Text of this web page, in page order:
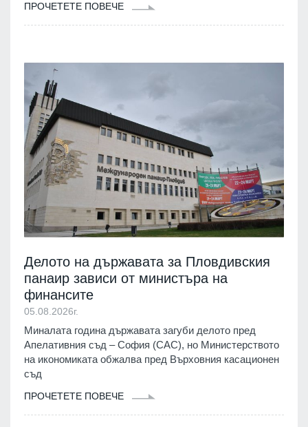
ПРОЧЕТЕТЕ ПОВЕЧЕ
Делото на държавата за Пловдивския
панаир зависи от министъра на
финансите
05.08.2026г.
Миналата година държавата загуби делото пред
Апелативния съд – София (САС), но Министерството
на икономиката обжалва пред Върховния касационен
съд
ПРОЧЕТЕТЕ ПОВЕЧЕ